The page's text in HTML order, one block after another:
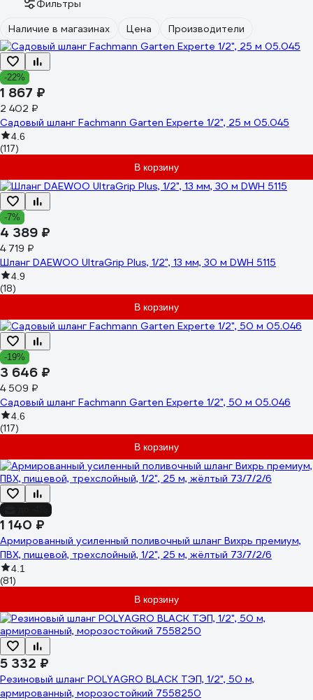
Фильтры
Наличие в магазинах
Цена Производители
-22%
1 867 ₽
2 402 ₽
Садовый шланг Fachmann Garten Experte 1/2", 25 м 05.045
4.6
(117)
В корзину
-7%
4 389 ₽
4 719 ₽
Шланг DAEWOO UltraGrip Plus, 1/2", 13 мм, 30 м DWH 5115
4.9
(18)
В корзину
-19%
3 646 ₽
4 509 ₽
Садовый шланг Fachmann Garten Experte 1/2", 50 м 05.046
4.6
(117)
В корзину
1 140 ₽
Армированный усиленный поливочный шланг Вихрь премиум,
ПВХ, пищевой, трехслойный, 1/2", 25 м, жёлтый 73/7/2/6
4.1
(81)
В корзину
5 332 ₽
Резиновый шланг POLYAGRO BLACK ТЭП, 1/2", 50 м,
армированный, морозостойкий 7558250